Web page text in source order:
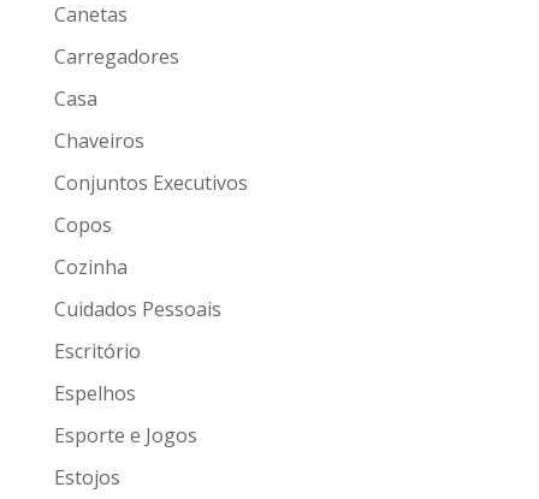
Canetas
Carregadores
Casa
Chaveiros
Conjuntos Executivos
Copos
Cozinha
Cuidados Pessoais
Escritório
Espelhos
Esporte e Jogos
Estojos